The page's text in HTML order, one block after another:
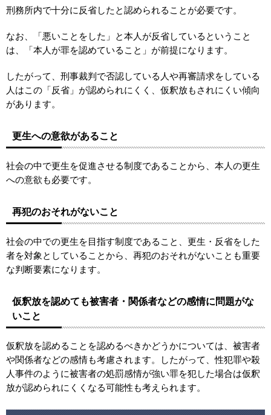
刑務所内で十分に反省したと認められることが必要です。
なお、「悪いことをした」と本人が反省しているということ
は、「本人が罪を認めていること」が前提になります。
したがって、刑事裁判で否認している人や再審請求をしている
人はこの「反省」が認められにくく、仮釈放もされにくい傾向
があります。
更生への意欲があること
社会の中で更生を促進させる制度であることから、本人の更生
への意欲も必要です。
再犯のおそれがないこと
社会の中での更生を目指す制度であること、更生・反省をした
者を対象としていることから、再犯のおそれがないことも重要
な判断要素になります。
仮釈放を認めても被害者・関係者などの感情に問題がな
いこと
仮釈放を認めることを認めるべきかどうかについては、被害者
や関係者などの感情も考慮されます。したがって、性犯罪や殺
人事件のように被害者の処罰感情が強い罪を犯した場合は仮釈
放が認められにくくなる可能性も考えられます。